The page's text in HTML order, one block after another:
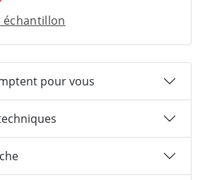
échantillon
pour vous